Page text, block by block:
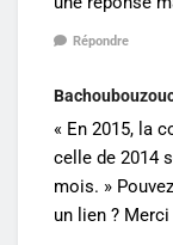
Répondre
« En 2015, la
celle de 2014
mois. »
un lien ? Merci